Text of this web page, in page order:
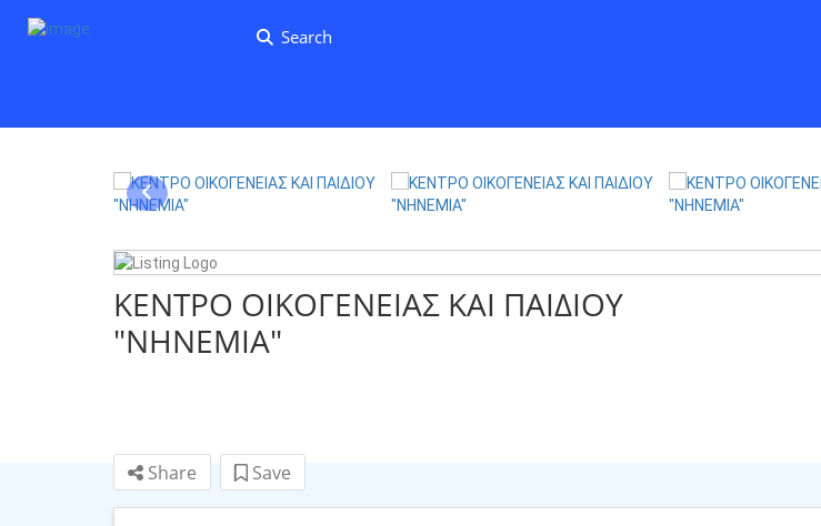
Search
ΚΕΝΤΡΟ ΟΙΚΟΓΕΝΕΙΑΣ ΚΑΙ ΠΑΙΔΙΟΥ
"ΝΗΝΕΜΙΑ"
Share Save